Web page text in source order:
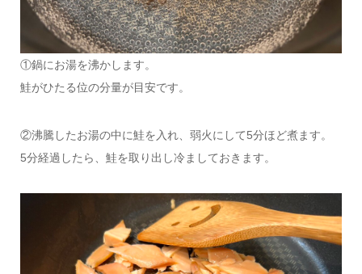
①鍋にお湯を沸かします。
鮭がひたる位の分量が目安です。
②沸騰したお湯の中に鮭を入れ、弱火にして5分ほど煮ます。
5分経過したら、鮭を取り出し冷ましておきます。